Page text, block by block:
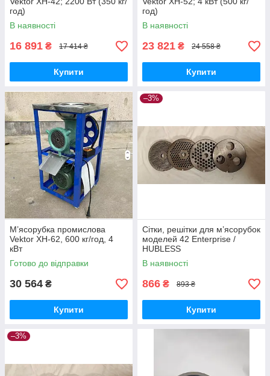
год)
В наявності
16 891 ₴ 17 414 ₴
Купити
год)
В наявності
23 821 ₴ 24 558 ₴
Купити
М’ясорубка промислова
Vektor XH-62, 600 кг/год, 4
кВт
Готово до відправки
30 564 ₴
Купити
–3%
Сітки, решітки для м’ясорубок
моделей 42 Enterprise /
HUBLESS
В наявності
866 ₴ 893 ₴
Купити
–3%